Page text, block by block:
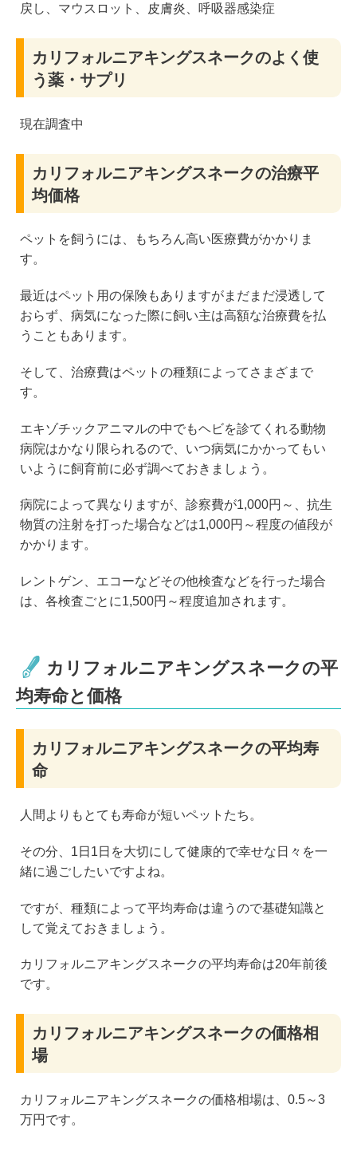
戻し、マウスロット、皮膚炎、呼吸器感染症
カリフォルニアキングスネークのよく使
う薬・サプリ
現在調査中
カリフォルニアキングスネークの治療平
均価格
ペットを飼うには、もちろん高い医療費がかかりま
す。
最近はペット用の保険もありますがまだまだ浸透して
おらず、病気になった際に飼い主は高額な治療費を払
うこともあります。
そして、治療費はペットの種類によってさまざまで
す。
エキゾチックアニマルの中でもヘビを診てくれる動物
病院はかなり限られるので、いつ病気にかかってもい
いように飼育前に必ず調べておきましょう。
病院によって異なりますが、診察費が1,000円～、抗生
物質の注射を打った場合などは1,000円～程度の値段が
かかります。
レントゲン、エコーなどその他検査などを行った場合
は、各検査ごとに1,500円～程度追加されます。
カリフォルニアキングスネークの平
均寿命と価格
カリフォルニアキングスネークの平均寿
命
人間よりもとても寿命が短いペットたち。
その分、1日1日を大切にして健康的で幸せな日々を一
緒に過ごしたいですよね。
ですが、種類によって平均寿命は違うので基礎知識と
して覚えておきましょう。
カリフォルニアキングスネークの平均寿命は20年前後
です。
カリフォルニアキングスネークの価格相
場
カリフォルニアキングスネークの価格相場は、0.5～3
万円です。